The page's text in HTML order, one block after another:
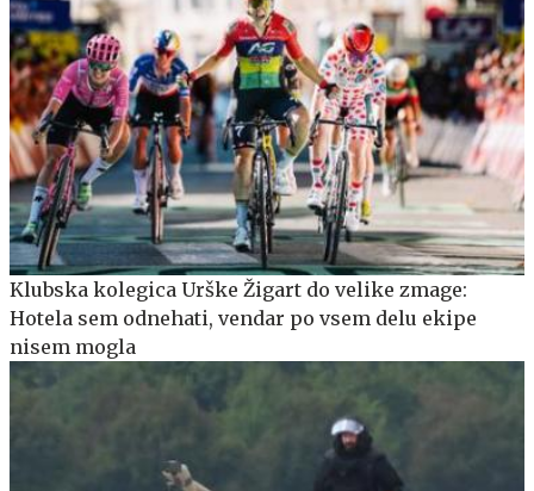
Klubska kolegica Urške Žigart do velike zmage:
Hotela sem odnehati, vendar po vsem delu ekipe
nisem mogla